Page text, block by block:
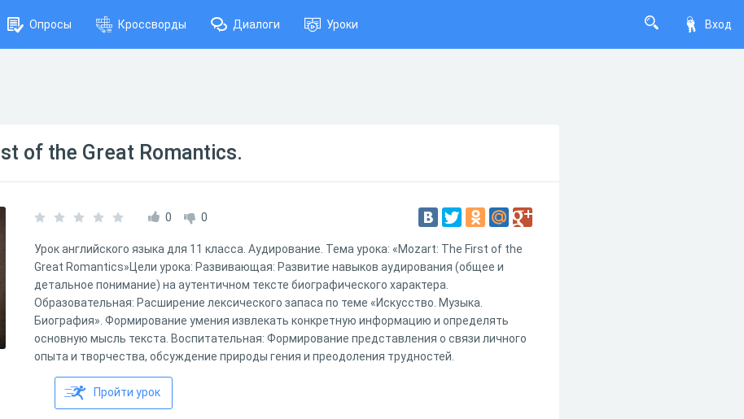
Вход
Опросы Кроссворды Диалоги Уроки
of the Great Romantics.
0 0
Урок английского языка для 11 класса. Аудирование. Тема урока: «Mozart: The First of the
Great Romantics»Цели урока: Развивающая: Развитие навыков аудирования (общее и
детальное понимание) на аутентичном тексте биографического характера.
Образовательная: Расширение лексического запаса по теме «Искусство. Музыка.
Биография». Формирование умения извлекать конкретную информацию и определять
основную мысль текста. Воспитательная: Формирование представления о связи личного
опыта и творчества, обсуждение природы гения и преодоления трудностей.
Пройти урок